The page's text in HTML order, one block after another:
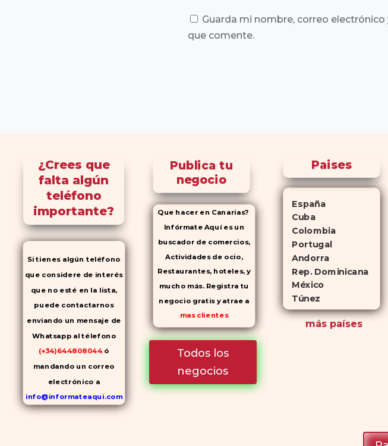
Guarda mi nombre, correo
que comente.
¿Crees que
falta algún
teléfono
importante?
Si tienes algún teléfono
que considere de interés
que no esté en la lista,
puede contactarnos
enviando un mensaje de
Whatsapp al télefono
(+34)644808044 ó
mandando un correo
electrónico a
info@informateaqui.com
Mientras que antes la
Publica tu
negocio
Que hacer en Canarias?
Infórmate Aquí es un
buscador de comercios,
Actividades de ocio,
Restaurantes, hoteles, y
mucho más. Registra tu
negocio gratis y atrae a
mas clientes
Todos los
negocios
Paises
España
Cuba
Colombia
Portugal
Andorra
Rep. Dominicana
México
Túnez
más países